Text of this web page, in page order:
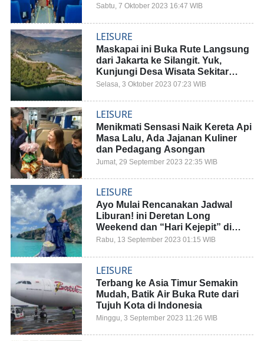
Sabtu, 7 Oktober 2023 16:47 WIB
LEISURE
Maskapai ini Buka Rute Langsung
dari Jakarta ke Silangit. Yuk,
Kunjungi Desa Wisata Sekitar
Danau Toba!
Selasa, 3 Oktober 2023 07:23 WIB
LEISURE
Menikmati Sensasi Naik Kereta Api
Masa Lalu, Ada Jajanan Kuliner
dan Pedagang Asongan
Jumat, 29 September 2023 22:35 WIB
LEISURE
Ayo Mulai Rencanakan Jadwal
Liburan! ini Deretan Long
Weekend dan “Hari Kejepit” di
2024
Rabu, 13 September 2023 01:15 WIB
LEISURE
Terbang ke Asia Timur Semakin
Mudah, Batik Air Buka Rute dari
Tujuh Kota di Indonesia
Minggu, 3 September 2023 11:26 WIB